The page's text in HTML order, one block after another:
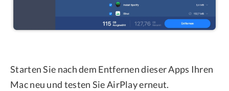
Starten Sie nach dem Entfernen dieser Apps Ihren
Mac neu und testen Sie AirPlay erneut.